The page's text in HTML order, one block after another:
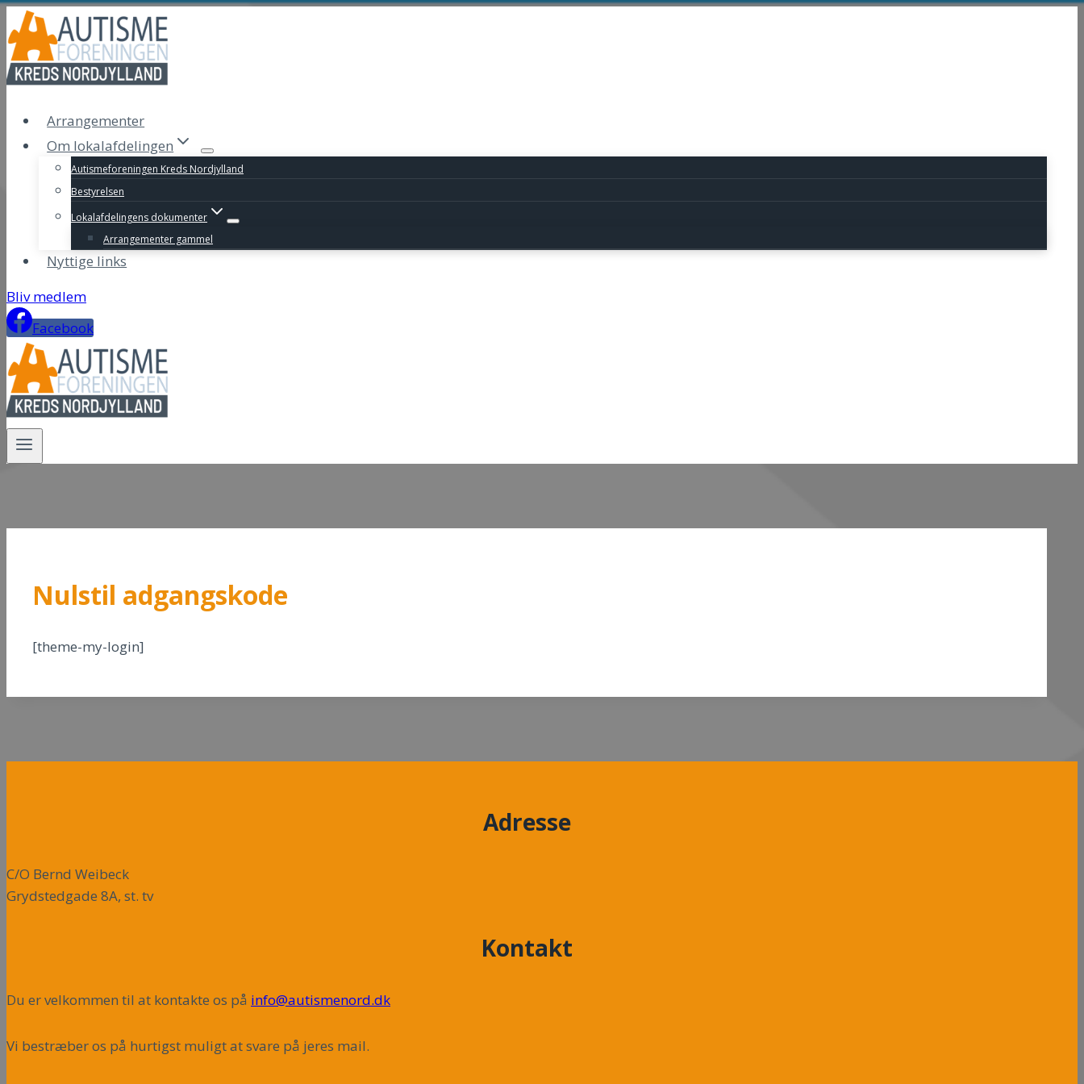
Fortsæt
til
indhold
Arrangementer
Om lokalafdelingen
Autismeforeningen Kreds Nordjylland
Bestyrelsen
Lokalafdelingens dokumenter
Arrangementer gammel
Nyttige links
Bliv medlem
Facebook
Nulstil adgangskode
[theme-my-login]
Adresse
C/O Bernd Weibeck
Grydstedgade 8A, st. tv
Kontakt
Du er velkommen til at kontakte os på info@autismenord.dk
Vi bestræber os på hurtigst muligt at svare på jeres mail.